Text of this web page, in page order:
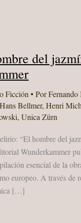
del
Ficción• PorFernando
Hans Bellmer, Henri
, Unica Zürn
“El hombre del
Wunderkammer
esencial de la
europeo. A través de
[…]